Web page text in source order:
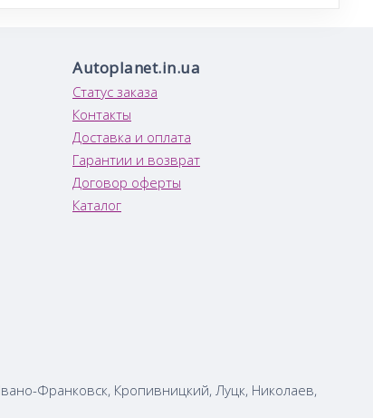
Autoplanet.in.ua
Статус заказа
Контакты
Доставка и оплата
Гарантии и возврат
Договор оферты
Каталог
Франковск, Кропивницкий, Луцк, Николаев,